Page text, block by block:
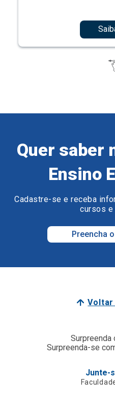
Quer saber
Ensino
Cadastre-se e receba
cursos e
Preencha
Voltar
Surpreenda
Surpreenda-se
Junte-